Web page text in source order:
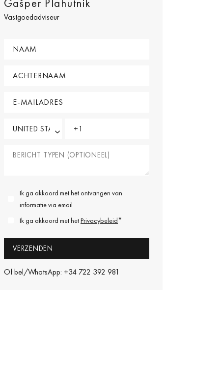
Gašper Plahutnik
Vastgoedadviseur
Ik ga akkoord met het ontvangen van
informatie via email
Ik ga akkoord met hetPrivacybeleid*
Of bel/WhatsApp: +34 722 392 981